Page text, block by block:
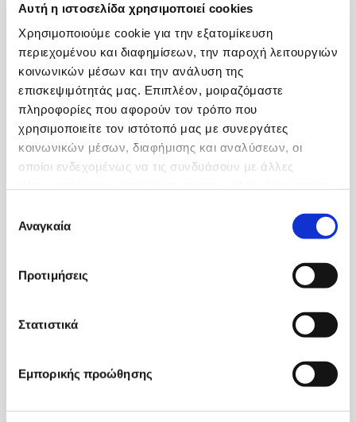
Αυτή η ιστοσελίδα χρησιμοποιεί cookies
Χρησιμοποιούμε cookie για την εξατομίκευση
περιεχομένου και διαφημίσεων, την παροχή λειτουργιών
κοινωνικών μέσων και την ανάλυση της
επισκεψιμότητάς μας. Επιπλέον, μοιραζόμαστε
πληροφορίες που αφορούν τον τρόπο που
χρησιμοποιείτε τον ιστότοπό μας με συνεργάτες
κοινωνικών μέσων, διαφήμισης και αναλύσεων, οι
οποίοι ενδεχομένως να τις συνδυάσουν με άλλες
των υπηρεσιών τους.
συγκατάθεσης
Αναγκαία
Προτιμήσεις
Στατιστικά
Εμπορικής προώθησης
SCIENTIFIC FIELDS
SEMINAR